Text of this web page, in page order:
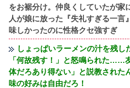
をお裾分け。仲良くしていたが家
人が娘に放った『失礼すぎる一
味しかったのに性格クセ強すぎ
しょっぱいラーメンの汁を残し
「何故残す！」と怒鳴られた……
体だろあり得ない」と説教された
味の好みは自由だろ！